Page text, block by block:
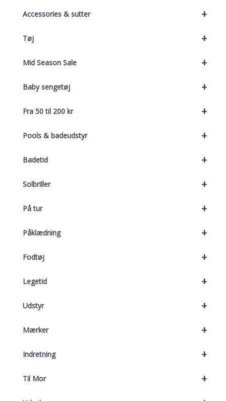
+
Accessories & sutter
+
Tøj
+
Mid Season Sale
+
Baby sengetøj
+
Fra 50 til 200 kr
+
Pools & badeudstyr
+
Badetid
+
Solbriller
+
På tur
+
Påklædning
+
Fodtøj
+
Legetid
+
Udstyr
+
Mærker
+
Indretning
+
Til Mor